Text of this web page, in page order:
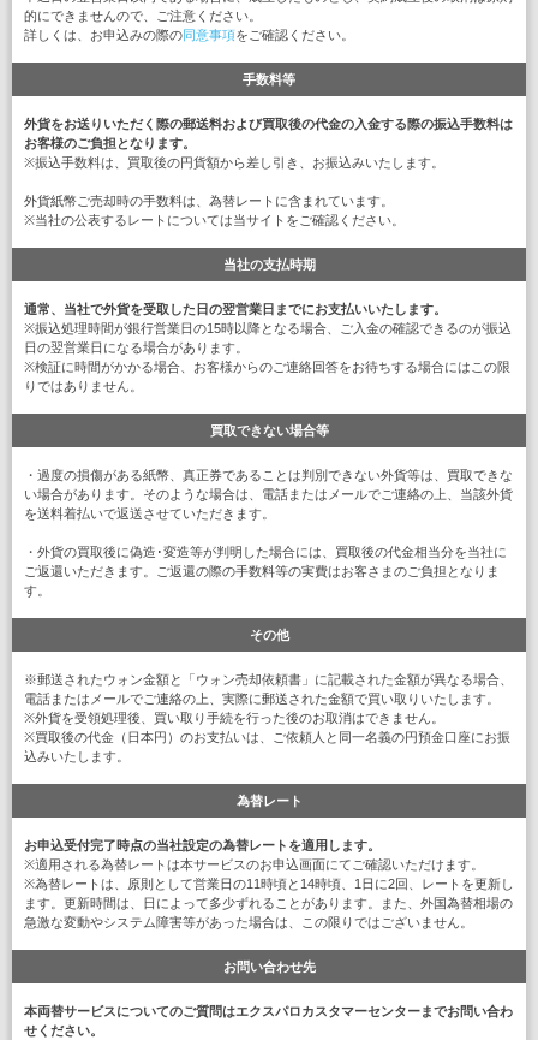
的にできませんので、ご注意ください。
詳しくは、お申込みの際の同意事項をご確認ください。
手数料等
外貨をお送りいただく際の郵送料および買取後の代金の入金する際の振込手数料は
お客様のご負担となります。
※振込手数料は、買取後の円貨額から差し引き、お振込みいたします。
外貨紙幣ご売却時の手数料は、為替レートに含まれています。
※当社の公表するレートについては当サイトをご確認ください。
当社の支払時期
通常、当社で外貨を受取した日の翌営業日までにお支払いいたします。
※振込処理時間が銀行営業日の15時以降となる場合、ご入金の確認できるのが振込
日の翌営業日になる場合があります。
※検証に時間がかかる場合、お客様からのご連絡回答をお待ちする場合にはこの限
りではありません。
買取できない場合等
・過度の損傷がある紙幣、真正券であることは判別できない外貨等は、買取できな
い場合があります。そのような場合は、電話またはメールでご連絡の上、当該外貨
を送料着払いで返送させていただきます。
・外貨の買取後に偽造･変造等が判明した場合には、買取後の代金相当分を当社に
ご返還いただきます。ご返還の際の手数料等の実費はお客さまのご負担となりま
す。
その他
※郵送されたウォン金額と「ウォン売却依頼書」に記載された金額が異なる場合、
電話またはメールでご連絡の上、実際に郵送された金額で買い取りいたします。
※外貨を受領処理後、買い取り手続を行った後のお取消はできません。
※買取後の代金（日本円）のお支払いは、ご依頼人と同一名義の円預金口座にお振
込みいたします。
為替レート
お申込受付完了時点の当社設定の為替レートを適用します。
※適用される為替レートは本サービスのお申込画面にてご確認いただけます。
※為替レートは、原則として営業日の11時頃と14時頃、1日に2回、レートを更新し
ます。更新時間は、日によって多少ずれることがあります。また、外国為替相場の
急激な変動やシステム障害等があった場合は、この限りではございません。
お問い合わせ先
本両替サービスについてのご質問はエクスパロカスタマーセンターまでお問い合わ
せください。